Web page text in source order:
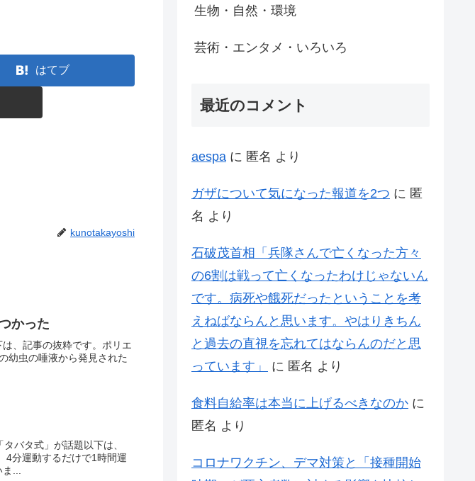
はてブ
kunotakayoshi
かった
、記事の抜粋です。ポリエ
幼虫の唾液から発見された
バタ式」が話題以下は、
4分運動するだけで1時間運
...
生物・自然・環境
芸術・エンタメ・いろいろ
最近のコメント
aespa に 匿名 より
ガザについて気になった報道を2つ に 匿
名 より
石破茂首相「兵隊さんで亡くなった方々
の6割は戦って亡くなったわけじゃないん
です。病死や餓死だったということを考
えねばならんと思います。やはりきちん
と過去の直視を忘れてはならんのだと思
っています」
に 匿名 より
食料自給率は本当に上げるべきなのか に
匿名 より
コロナワクチン、デマ対策と「接種開始